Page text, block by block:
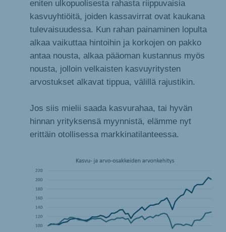
eniten ulkopuolisesta rahasta riippuvaisia
kasvuyhtiöitä, joiden kassavirrat ovat kaukana
tulevaisuudessa. Kun rahan painaminen lopulta
alkaa vaikuttaa hintoihin ja korkojen on pakko
antaa nousta, alkaa pääoman kustannus myös
nousta, jolloin velkaisten kasvuyritysten
arvostukset alkavat tippua, välillä rajustikin.
Jos siis mielii saada kasvurahaa, tai hyvän
hinnan yrityksensä myynnistä, elämme nyt
erittäin otollisessa markkinatilanteessa.